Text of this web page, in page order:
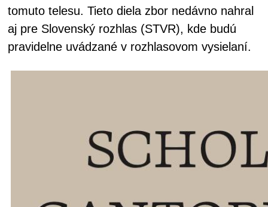
tomuto telesu. Tieto diela zbor nedávno nahral
aj pre Slovenský rozhlas (STVR), kde budú
pravidelne uvádzané v rozhlasovom vysielaní.